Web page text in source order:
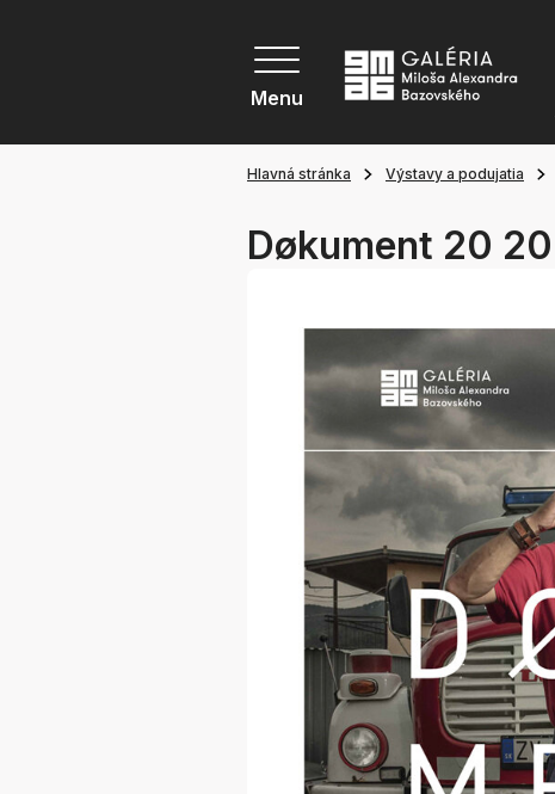
Menu
Hlavná stránka Výstavy a podujatia
Døkument 20 20